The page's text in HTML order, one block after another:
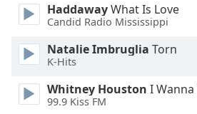
Size
Text
Edge
Style
HaddawayWhat Is Love
Candid Radio Mississippi
Natalie Imbruglia Torn
K-Hits
Whitney Houston I Wanna
99.9 Kiss FM